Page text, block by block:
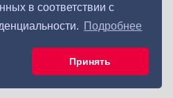
в соответствии с
Подробнее
Принять